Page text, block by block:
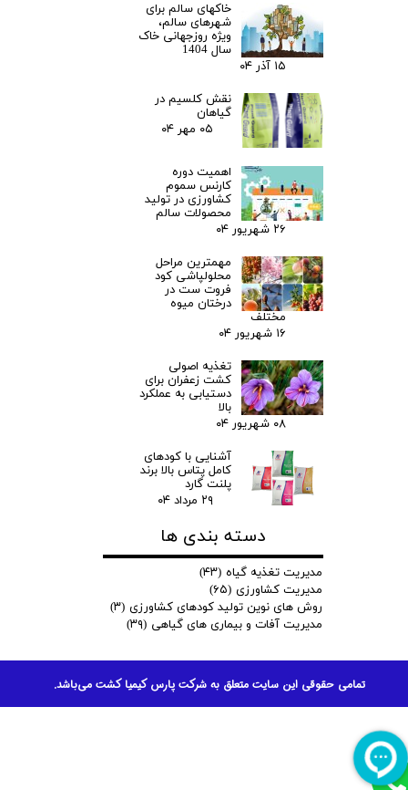
خاکهای سالم برای
شهرهای سالم،
ویژه روزجهانی خاک
سال 1404
۱۵ آذر ۰۴
نقش کلسیم در
گیاهان
۰۵ مهر ۰۴
اهمیت دوره
کارنس سموم
کشاورزی در تولید
محصولات سالم
۲۶ شهریور ۰۴
مهمترین مراحل
محلولپاشی کود
فروت ست در
درختان میوه
مختلف
۱۶ شهریور ۰۴
تغذیه اصولی
کشت زعفران برای
دستیابی به عملکرد
بالا
۰۸ شهریور ۰۴
آشنایی با کودهای
کامل پتاس بالا برند
پلنت گارد
۲۹ مرداد ۰۴
دسته بندی ها
مدیریت تغذیه گیاه (۴۳)
مدیریت کشاورزی (۶۵)
روش های نوین تولید کودهای کشاورزی (۳)
مدیریت آفات و بیماری های گیاهی (۳۹)
تمامی حقوقی این سایت متعلق به شرکت پارس کیمیا کشت می‌باشد.